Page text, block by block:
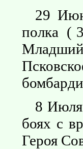
29
полка (
8 Июля
боях с
Героя